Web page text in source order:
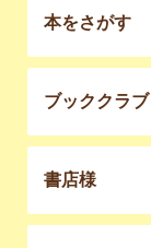
本をさがす
ブッククラブ
書店様